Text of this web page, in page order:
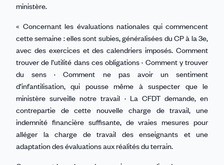
ministère.
« Concernant les évaluations nationales qui commencent
cette semaine : elles sont subies, généralisées du CP à la 3e,
avec des exercices et des calendriers imposés. Comment
trouver de l’utilité dans ces obligations · Comment y trouver
du sens · Comment ne pas avoir un sentiment
d’infantilisation, qui pousse même à suspecter que le
ministère surveille notre travail · La CFDT demande, en
contrepartie de cette nouvelle charge de travail, une
indemnité financière suffisante, de vraies mesures pour
alléger la charge de travail des enseignants et une
adaptation des évaluations aux réalités du terrain.